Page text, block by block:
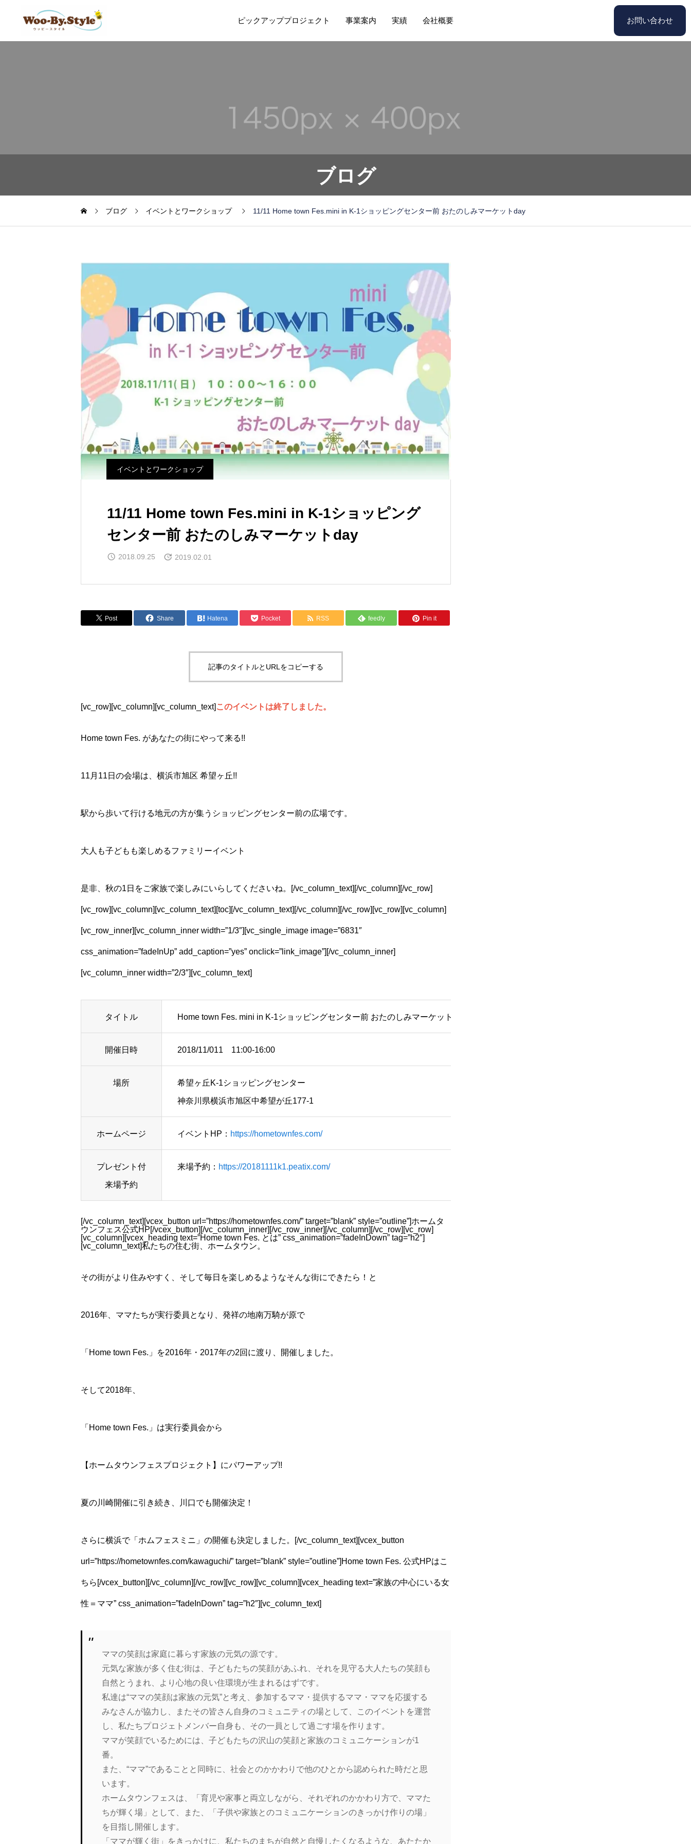
ピックアッププロジェクト 事業案内 実績 会社概要 お問い合わせ
ブログ
ブログ イベントとワークショップ 11/11 Home town Fes.mini in K-1ショッピングセンター前 おたのしみマーケットday
イベントとワークショップ
11/11 Home town Fes.mini in K-1ショッピング
センター前 おたのしみマーケットday
2018.09.25 2019.02.01
Post Share Hatena Pocket RSS feedly Pin it
記事のタイトルとURLをコピーする
[vc_row][vc_column][vc_column_text] このイベントは終了しました。
Home town Fes. があなたの街にやって来る!!
11月11日の会場は、横浜市旭区 希望ヶ丘!!
駅から歩いて行ける地元の方が集うショッピングセンター前の広場です。
大人も子どもも楽しめるファミリーイベント
是非、秋の1日をご家族で楽しみにいらしてくださいね。[/vc_column_text][/vc_column][/vc_row]
[vc_row][vc_column][vc_column_text][toc][/vc_column_text][/vc_column][/vc_row][vc_row][vc_column]
[vc_row_inner][vc_column_inner width=”1/3″][vc_single_image image=”6831″
css_animation=”fadeInUp” add_caption=”yes” onclick=”link_image”][/vc_column_inner]
[vc_column_inner width=”2/3″][vc_column_text]
タイトル Home town Fes. mini in K-1ショッピングセンター前 おたのしみマーケットday
開催日時 2018/11/011 11:00-16:00
場所 希望ヶ丘K-1ショッピングセンター
神奈川県横浜市旭区中希望が丘177-1
ホームページ イベントHP： https://hometownfes.com/
プレゼント付
来場予約
来場予約： https://20181111k1.peatix.com/
[/vc_column_text][vcex_button url=”https://hometownfes.com/” target=”blank” style=”outline”]ホームタ
ウンフェス公式HP[/vcex_button][/vc_column_inner][/vc_row_inner][/vc_column][/vc_row][vc_row]
[vc_column][vcex_heading text=”Home town Fes. とは” css_animation=”fadeInDown” tag=”h2″]
[vc_column_text]私たちの住む街、ホームタウン。
その街がより住みやすく、そして毎日を楽しめるようなそんな街にできたら！と
2016年、ママたちが実行委員となり、発祥の地南万騎が原で
「Home town Fes.」を2016年・2017年の2回に渡り、開催しました。
そして2018年、
「Home town Fes.」は実行委員会から
【ホームタウンフェスプロジェクト】にパワーアップ!!
夏の川崎開催に引き続き、川口でも開催決定！
さらに横浜で「ホムフェスミニ」の開催も決定しました。[/vc_column_text][vcex_button
url=”https://hometownfes.com/kawaguchi/” target=”blank” style=”outline”]Home town Fes. 公式HPはこ
ちら[/vcex_button][/vc_column][/vc_row][vc_row][vc_column][vcex_heading text=”家族の中心にいる女
性＝ママ” css_animation=”fadeInDown” tag=”h2″][vc_column_text]
ママの笑顔は家庭に暮らす家族の元気の源です。
元気な家族が多く住む街は、子どもたちの笑顔があふれ、それを見守る大人たちの笑顔も
自然とうまれ、より心地の良い住環境が生まれるはずです。
私達は“ママの笑顔は家族の元気”と考え、参加するママ・提供するママ・ママを応援する
みなさんが協力し、またその皆さん自身のコミュニティの場として、このイベントを運営
し、私たちプロジェトメンバー自身も、その一員として過ごす場を作ります。
ママが笑顔でいるためには、子どもたちの沢山の笑顔と家族のコミュニケーションが1
番。
また、“ママ”であることと同時に、社会とのかかわりで他のひとから認められた時だと思
います。
ホームタウンフェスは、「育児や家事と両立しながら、それぞれのかかわり方で、ママた
ちが輝く場」として、また、「子供や家族とのコミュニケーションのきっかけ作りの場」
を目指し開催します。
「ママが輝く街」をきっかけに、私たちのまちが自然と自慢したくなるような、あたたか